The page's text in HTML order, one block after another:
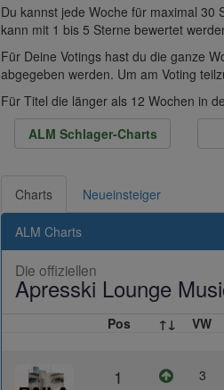
Du kannst jede Woche für maximal 30
kann mit 1 bis 5 Sterne bewertet
Für Deine Votings hast du die ganze
abgegeben werden. Um am Voting
Für Titel die länger als 12 Wochen in
ALM Schlager-Charts
Charts Neueinsteiger
ALM Charts
Die offiziellen
Apresski Lounge
Pos ↑↓ VW
1 3